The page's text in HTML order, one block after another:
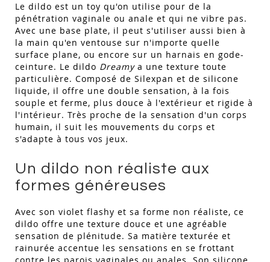
Le dildo est un toy qu'on utilise pour de la
pénétration vaginale ou anale et qui ne vibre pas.
Avec une base plate, il peut s'utiliser aussi bien à
la main qu'en ventouse sur n'importe quelle
surface plane, ou encore sur un harnais en gode-
ceinture. Le dildo Dreamya une texture toute
particulière. Composé de Silexpan et de silicone
liquide, il offre une double sensation, à la fois
souple et ferme, plus douce à l'extérieur et rigide à
l'intérieur. Très proche de la sensation d'un corps
humain, il suit les mouvements du corps et
s'adapte à tous vos jeux.
Un dildo non réaliste aux
formes généreuses
Avec son violet flashy et sa forme non réaliste, ce
dildo offre une texture douce et une agréable
sensation de plénitude. Sa matière texturée et
rainurée accentue les sensations en se frottant